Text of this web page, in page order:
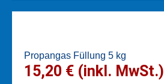
Propangas Füllung 5 kg
15,20 € (inkl. MwSt.)